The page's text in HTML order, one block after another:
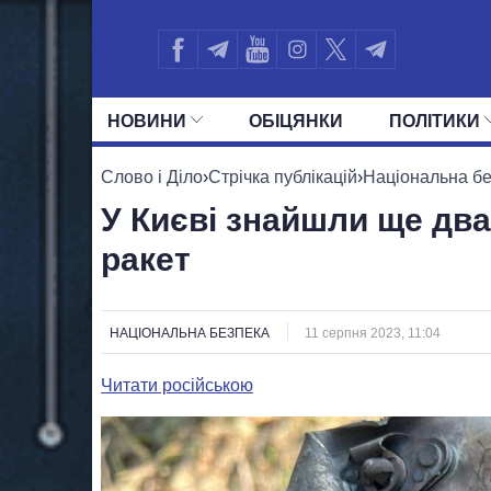
НОВИНИ ОБIЦЯНКИ ПОЛIТИКИ
УСІ ПОЛІТИКИ ПРЕЗИДЕНТ І
Слово і Діло›Стрічка публікацій›Національна
У Києві знайшли ще
ракет
НАЦІОНАЛЬНА БЕЗПЕКА 11 серпня 2023, 11:04
Читати російською